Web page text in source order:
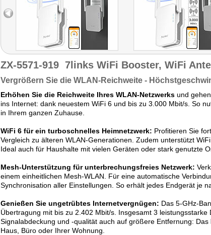
ZX-5571-919 7links WiFi Booster, WiFi
Vergrößern Sie die WLAN-Reichweite -
Erhöhen Sie die Reichweite Ihres WLAN-Netzwerks und
ins Internet: dank neuestem WiFi 6 und bis zu 3.000 Mbit/s. So
in Ihrem ganzen Zuhause.
WiFi 6 für ein turboschnelles Heimnetzwerk: Profitieren Sie
Vergleich zu älteren WLAN-Generationen. Zudem unterstützt
Ideal auch für Haushalte mit vielen Geräten oder stark genutzte
Mesh-Unterstützung für unterbrechungsfreies Netzwerk:
einem einheitlichen Mesh-WLAN. Für eine automatische
Synchronisation aller Einstellungen. So erhält jedes Endgerät je
Genießen Sie ungetrübtes Internetvergnügen: Das 5-GHz-
Übertragung mit bis zu 2.402 Mbit/s. Insgesamt 3
Signalabdeckung und -qualität auch auf größere Entfernung:
Haus, Büro oder Ihrer Wohnung.